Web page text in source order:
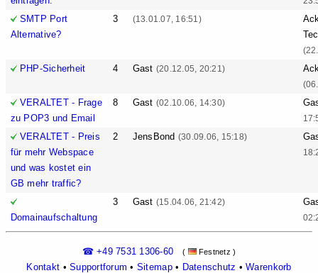
SMTP Port
Alternative?
3 (13.01.07, 16:51)
PHP-Sicherheit 4 Gast (20.12.05, 20:21)
VERALTET - Frage
zu POP3 und Email
8 Gast (02.10.06, 14:30)
VERALTET - Preis
für mehr Webspace
und was kostet ein
GB mehr traffic?
2 JensBond (30.09.06, 15:18)
Domainaufschaltung
3 Gast (15.04.06, 21:42)
☎ +49 7531 1306-60 ( Festnetz )
Kontakt •Supportforum • Sitemap• Datenschutz •Warenkorb